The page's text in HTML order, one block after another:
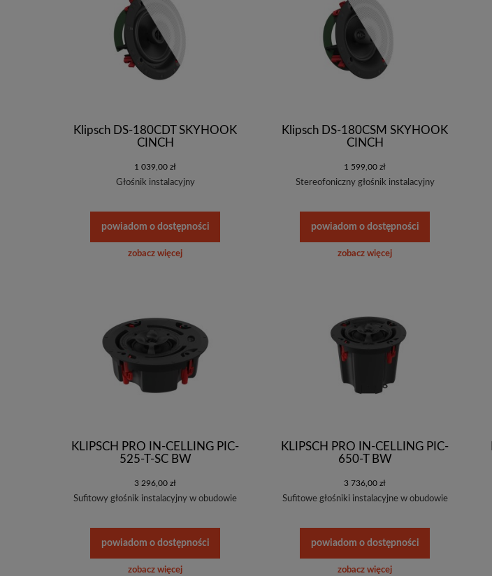
Klipsch DS-180CDT SKYHOOK
CINCH
1 039,00 zł
Głośnik instalacyjny
powiadom o dostępności
zobacz więcej
Klipsch DS-180CSM SKYHOOK
CINCH
1 599,00 zł
Stereofoniczny głośnik instalacyjny
powiadom o dostępności
zobacz więcej
KLIPSCH PRO IN-CELLING PIC-
525-T-SC BW
3 296,00 zł
Sufitowy głośnik instalacyjny w obudowie
powiadom o dostępności
zobacz więcej
KLIPSCH PRO IN-CELLING PIC-
650-T BW
3 736,00 zł
Sufitowe głośniki instalacyjne w obudowie
powiadom o dostępności
zobacz więcej